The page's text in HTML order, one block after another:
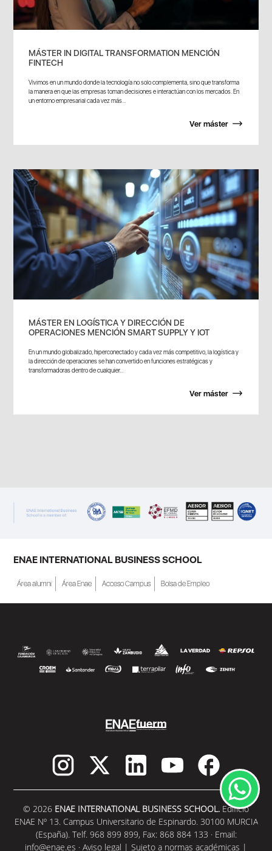
MÁSTER IN DIGITAL TRANSFORMATION MENCIÓN
FINTECH
Vivimos en un mundo donde la tecnología no solo complementa, sino que transforma
la manera en que las empresas toman decisiones e interactúan con los mercados. En
un entorno empresarial cada vez más...
Ver máster
MÁSTER EN LOGÍSTICA Y DIRECCIÓN DE
OPERACIONES MENCIÓN SMART SUPPLY Y IOT
En un mundo globalizado, hiperconectado y cada vez más competitivo, la logística y
la dirección de operaciones se han convertido en funciones estratégicas y
transformadoras dentro de cualquier...
Ver máster
ENAE INTERNATIONAL BUSINESS SCHOOL
Área alumni Área Enae Acceso Campus Bolsa de Empleo
© 2026 ENAE INTERNATIONAL BUSINESS SCHOOL. Edificio
ENAE Nº 13. Campus Universitario de Espinardo. 30100 MURCIA
(España). Telf. 968 899 899, Fax: 868 884 133 · Email:
info@enae.es · Aviso legal | Sujeto a normas académicas |